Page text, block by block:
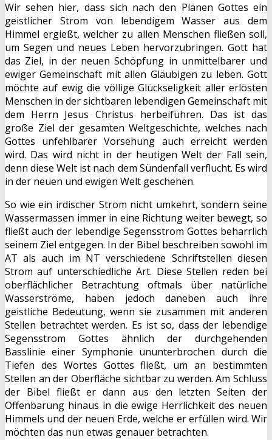
Wir sehen hier, dass sich nach den Plänen Gottes ein
geistlicher Strom von lebendigem Wasser aus dem
Himmel ergießt, welcher zu allen Menschen fließen soll,
um Segen und neues Leben hervorzubringen. Gott hat
das Ziel, in der neuen Schöpfung in unmittelbarer und
ewiger Gemeinschaft mit allen Gläubigen zu leben. Gott
möchte auf ewig die völlige Glückseligkeit aller erlösten
Menschen in der sichtbaren lebendigen Gemeinschaft mit
dem Herrn Jesus Christus herbeiführen. Das ist das
große Ziel der gesamten Weltgeschichte, welches nach
Gottes unfehlbarer Vorsehung auch erreicht werden
wird. Das wird nicht in der heutigen Welt der Fall sein,
denn diese Welt ist nach dem Sündenfall verflucht. Es wird
in der neuen und ewigen Welt geschehen.
So wie ein irdischer Strom nicht umkehrt, sondern seine
Wassermassen immer in eine Richtung weiter bewegt, so
fließt auch der lebendige Segensstrom Gottes beharrlich
seinem Ziel entgegen. In der Bibel beschreiben sowohl im
AT als auch im NT verschiedene Schriftstellen diesen
Strom auf unterschiedliche Art. Diese Stellen reden bei
oberflächlicher Betrachtung oftmals über natürliche
Wasserströme, haben jedoch daneben auch ihre
geistliche Bedeutung, wenn sie zusammen mit anderen
Stellen betrachtet werden. Es ist so, dass der lebendige
Segensstrom Gottes ähnlich der durchgehenden
Basslinie einer Symphonie ununterbrochen durch die
Tiefen des Wortes Gottes fließt, um an bestimmten
Stellen an der Oberfläche sichtbar zu werden. Am Schluss
der Bibel fließt er dann aus den letzten Seiten der
Offenbarung hinaus in die ewige Herrlichkeit des neuen
Himmels und der neuen Erde, welche er erfüllen wird. Wir
möchten das nun etwas genauer betrachten.